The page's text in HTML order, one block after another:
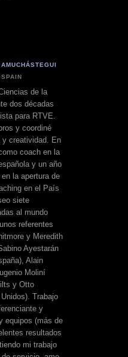
de la
dos décadas
para RTVE.
y coordiné
y creatividad. En
coach en la
y un año
la apertura de
en el País
siete
al mundo
referentes
y Meredith
Ayestarán
Alain
Moliní
y Otto
Trabajo
y
equipos (más de
resultados
mi trabajo